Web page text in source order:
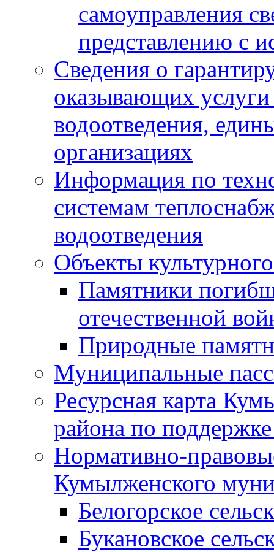
самоуправления
представлению с
Сведения о
оказывающих
водоотведения,
организациях
Информация по
системам
водоотведения
Объекты
Памятники
отечественной
Природные
Муниципальные
Ресурсная карта
района по
Нормативно-
Кумылженского
Белогорское
Букановское